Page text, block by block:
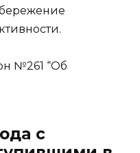
№261 “Об
с